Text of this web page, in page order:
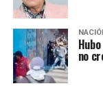
no